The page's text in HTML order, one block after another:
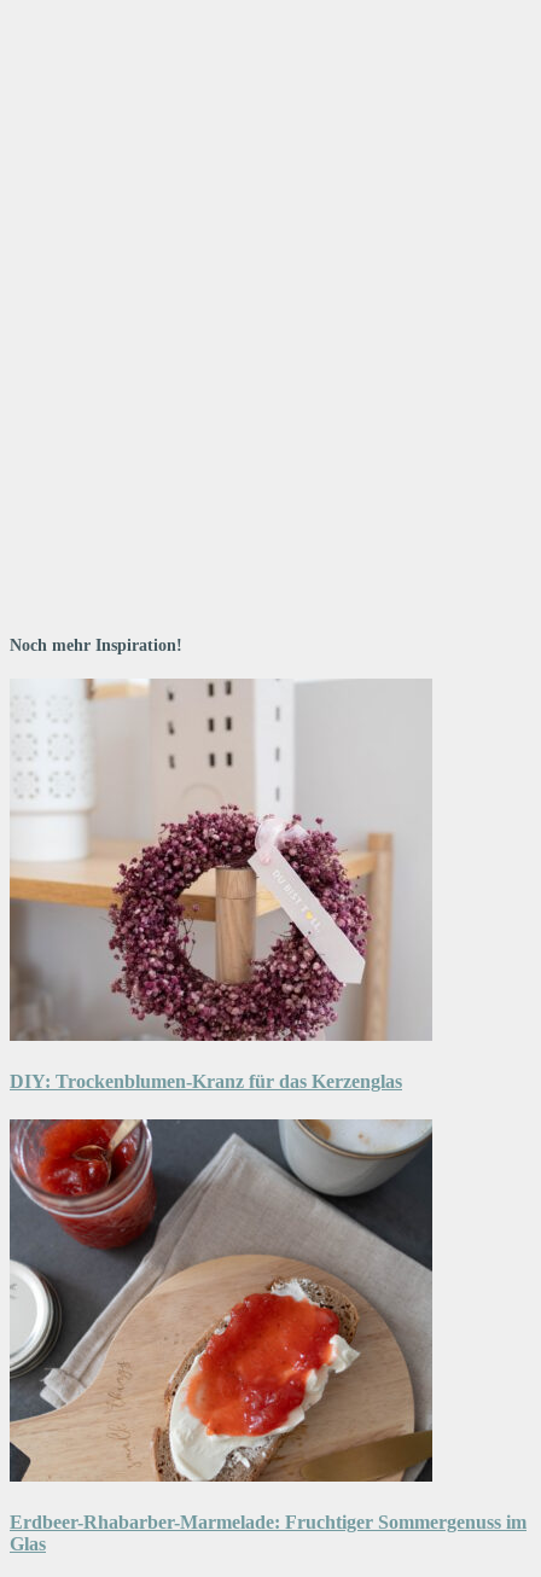
Noch mehr Inspiration!
DIY: Trockenblumen-Kranz für das Kerzenglas
Erdbeer-Rhabarber-Marmelade: Fruchtiger Sommergenuss im
Glas